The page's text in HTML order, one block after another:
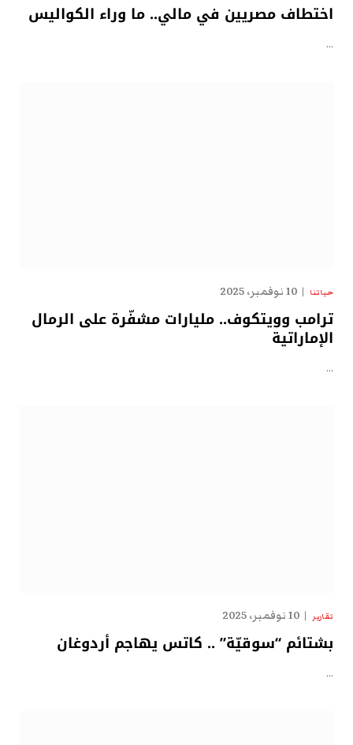
اختطاف مصريين في مالي.. ما وراء الكواليس
…
حياتنا 10 نوفمبر، 2025
ترامب وويتكوف.. مليارات مشفّرة على الرمال
الإماراتية
…
تقارير 10 نوفمبر، 2025
بشتائم “سوقيّة” .. كاتس يهاجم أردوغان
…